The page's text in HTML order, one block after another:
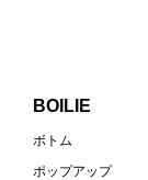
BOILIE
ボトム
ポップアップ